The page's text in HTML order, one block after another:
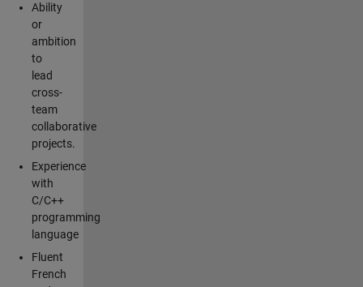
Ability
or
ambition
to
lead
cross-
team
collaborative
projects.
Experience
with
C/C++
programming
language
Fluent
French